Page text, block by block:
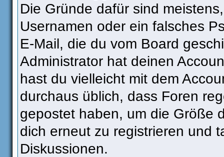
Die Gründe dafür sind
Usernamen oder ein falsches
E-Mail, die du vom Board
Administrator hat deinen
hast du vielleicht mit dem
durchaus üblich, dass Foren
gepostet haben, um die Größe
dich erneut zu registrieren und
Diskussionen.